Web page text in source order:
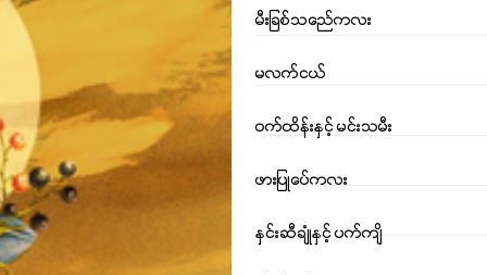
မီးျခစ္သည္ကေလး
မလက္ငယ္
ဝက္ထိန္းႏွင့္ မင္းသမီး
ဖားျပဳပ္ကေလး
ႏွင္းဆီခ်ံဳႏွင့္ ပက္က်ိ